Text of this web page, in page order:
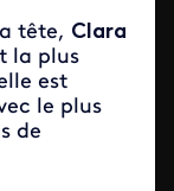
tête, Clara
la plus
est
le plus
de